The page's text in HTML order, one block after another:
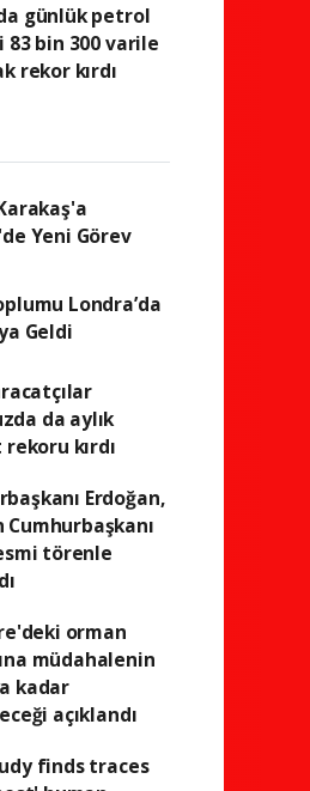
günlük petrol
bin 300 varile
rekor kırdı
Yeni Görev
Londra’da
Geldi
da aylık
kırdı
Erdoğan,
Cumhurbaşkanı
törenle
orman
müdahalenin
kadar
açıklandı
finds traces